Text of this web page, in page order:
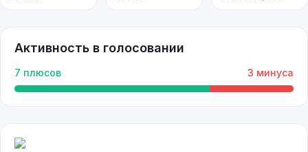
Активность в голосовании
7 плюсов 3 минуса